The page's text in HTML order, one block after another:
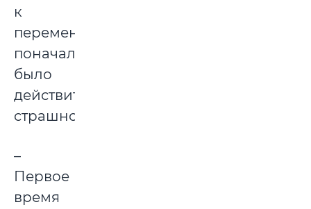
к
переменам,
поначалу
было
действительно
страшно:
–
Первое
время